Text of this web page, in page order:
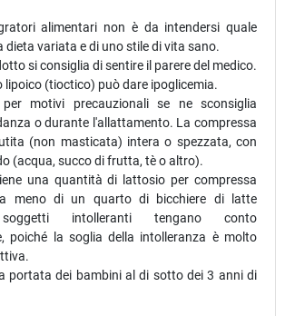
alimentari non è da intendersi quale
variata e di uno stile di vita sano.
si consiglia di sentire il parere del medico.
lipoico (tioctico) può dare ipoglicemia.
per motivi precauzionali se ne sconsiglia
o durante l'allattamento. La compressa
(non masticata) intera o spezzata, con
(acqua, succo di frutta, tè o altro).
una quantità di lattosio per compressa
a meno di un quarto di bicchiere di latte
intolleranti tengano conto
poiché la soglia della intolleranza è molto
portata dei bambini al di sotto dei 3 anni di